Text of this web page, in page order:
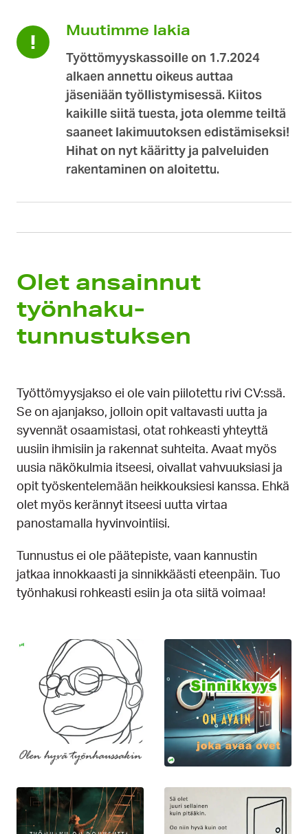
Muutimme lakia
Työttömyyskassoille on 1.7.2024
alkaen annettu oikeus auttaa
jäseniään työllistymisessä. Kiitos
kaikille siitä tuesta, jota olemme teiltä
saaneet lakimuutoksen edistämiseksi!
Hihat on nyt kääritty ja palveluiden
rakentaminen on aloitettu.
Olet ansainnut
työnhaku­
tunnustuksen
Työttömyysjakso ei ole vain piilotettu rivi CV:ssä.
Se on ajanjakso, jolloin opit valtavasti uutta ja
syvennät osaamistasi, otat rohkeasti yhteyttä
uusiin ihmisiin ja rakennat suhteita. Avaat myös
uusia näkökulmia itseesi, oivallat vahvuuksiasi ja
opit työskentelemään heikkouksiesi kanssa. Ehkä
olet myös kerännyt itseesi uutta virtaa
panostamalla hyvinvointiisi.
Tunnustus ei ole päätepiste, vaan kannustin
jatkaa innokkaasti ja sinnikkäästi eteenpäin. Tuo
työnhakusi rohkeasti esiin ja ota siitä voimaa!